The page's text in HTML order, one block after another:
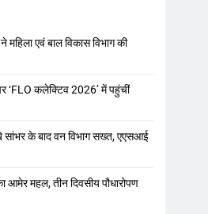
महिला एवं बाल विकास विभाग की
‘FLO कलेक्टिव 2026’ में पहुंचीं
सांभर के बाद वन विभाग सख्त, एएसआई
आमेर महल, तीन दिवसीय पौधारोपण